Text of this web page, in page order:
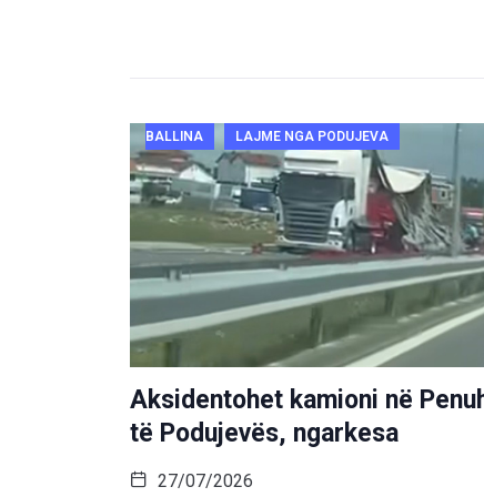
BALLINA LAJME NGA PODUJEVA
Aksidentohet kamioni në
të Podujevës, ngarkesa
27/07/2026